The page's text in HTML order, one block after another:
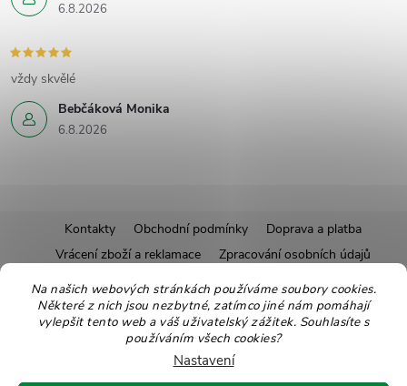
Na našich webových stránkách používáme soubory cookies.
Některé z nich jsou nezbytné, zatímco jiné nám pomáhají
vylepšit tento web a váš uživatelský zážitek. Souhlasíte s
používáním všech cookies?
Nastavení
6.8.2026
Bebčáková Monika
6.8.2026
vždy skvělé
á
Kontakty Obchodní podmínky
Doprava a platba
Vrácení zboží a reklamace
Zpracování osobních údajů
Pravidla soutěží
Affiliate program
Recepty
Pro nové dodavatele
Ekologické balení Moje objednávka
Copyright 2026Zdravoslav. Všechna práva vyhrazena.Upravit nastavení